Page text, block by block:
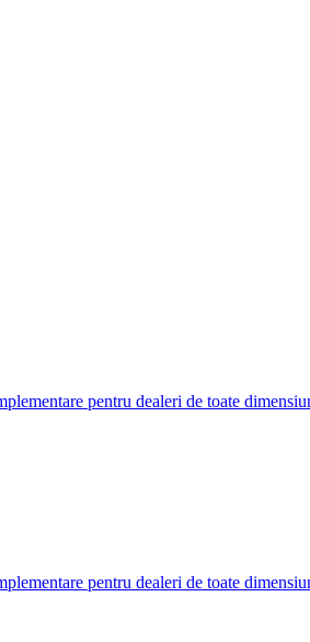
pentru dealeri de toate
pentru dealeri de toate